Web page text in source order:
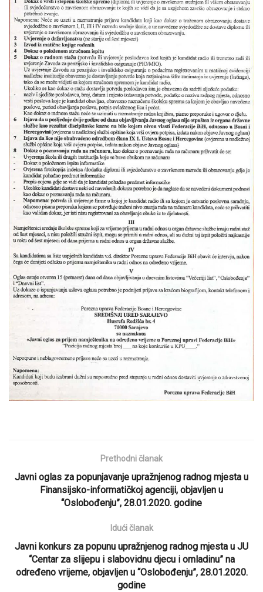
Prethodni članak
Javni oglas za popunjavanje upražnjenog radnog mjesta u
Finansijsko-informatičkoj agenciji, objavljen u
“Oslobođenju”, 28.01.2020. godine
Idući članak
Javni konkurs za popunu upražnjenog radnog mjesta u JU
“Centar za slijepu i slabovidnu djecu i omladinu” na
određeno vrijeme, objavljen u “Oslobođenju”, 28.01.2020.
godine